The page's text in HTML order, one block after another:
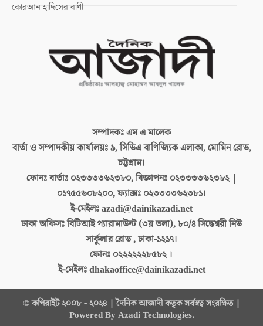
কোরআন হাদিসের বাণী
সম্পাদকঃএম এ মালেক
বার্তা ও সম্পাদকীয় কার্যালয়ঃ৯, সিডিএ বাণিজ্যিক এলাকা, মোমিন রোড,
চট্টগ্রাম।
ফোনঃ বার্তাঃ ০২৩৩৩৩৬২৩৮০, বিজ্ঞাপনঃ ০২৩৩৩৩৬২৩৮২ |
০১৭৫৫৬০৮২০০, ফ্যাক্সঃ ০২৩৩৩৩৬২৩৮১।
ই-মেইলঃazadi@dainikazadi.net
ঢাকা অফিসঃবিটিআই প্যারামাউন্ট (৩য় তলা), ৮০/৪ সিদ্ধেশ্বরী নিউ
সার্কুলার রোড , ঢাকা-১২১৭।
ফোনঃ ০২২২২২২৮৫৮২ ।
ই-মেইলঃdhakaoffice@dainikazadi.net
© কপিরাইট ২০০৮ - ২০২৪ | দৈনিক আজাদী কতৃক সর্বস্বত্ব সংরক্ষিত |
Powered By Azadi Technologies.